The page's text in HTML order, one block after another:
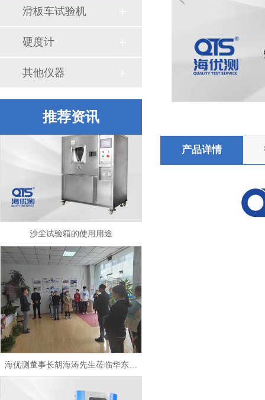
产品详情
滑板车试验机
硬度计
其他仪器
推荐资讯
沙尘试验箱的使用用途
海优测董事长胡海涛先生莅临华东分公司考察指导工作